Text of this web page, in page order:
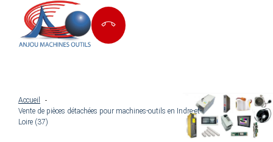
Accueil
Vente de pièces détachées pour machines-outils en Indre-et-
Loire (37)